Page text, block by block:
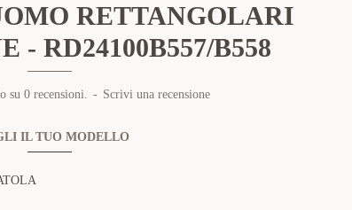
RETTANGOLARI
- RD24100B557/B558
su 0 recensioni. - Scrivi una recensione
IL TUO MODELLO